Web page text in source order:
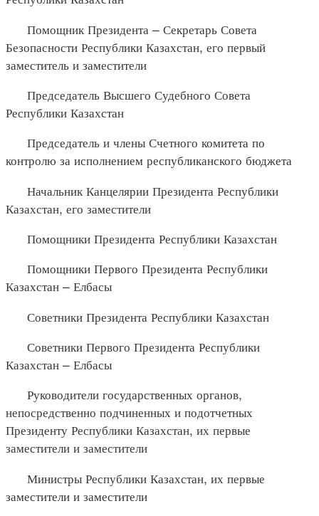
Помощник Президента – Секретарь Совета
Безопасности Республики Казахстан, его первый
заместитель и заместители
Председатель Высшего Судебного Совета
Республики Казахстан
Председатель и члены Счетного комитета по
контролю за исполнением республиканского бюджета
Начальник Канцелярии Президента Республики
Казахстан, его заместители
Помощники Президента Республики Казахстан
Помощники Первого Президента Республики
Казахстан – Елбасы
Советники Президента Республики Казахстан
Советники Первого Президента Республики
Казахстан – Елбасы
Руководители государственных органов,
непосредственно подчиненных и подотчетных
Президенту Республики Казахстан, их первые
заместители и заместители
Министры Республики Казахстан, их первые
заместители и заместители